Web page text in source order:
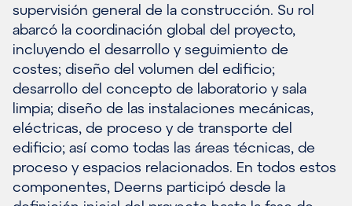
supervisión general de la construcción. Su rol
abarcó la coordinación global del proyecto,
incluyendo el desarrollo y seguimiento de
costes; diseño del volumen del edificio;
desarrollo del concepto de laboratorio y sala
limpia; diseño de las instalaciones mecánicas,
eléctricas, de proceso y de transporte del
edificio; así como todas las áreas técnicas, de
proceso y espacios relacionados. En todos estos
componentes, Deerns participó desde la